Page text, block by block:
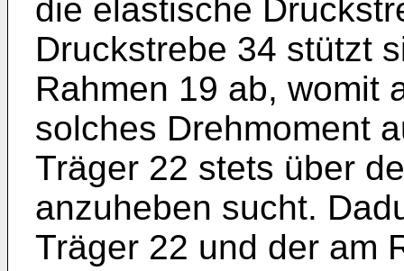
die elastische
Druckstrebe 34 stützt
Rahmen 19 ab, womit
solches Drehmoment
Träger 22 stets über
anzuheben sucht.
Träger 22 und der am